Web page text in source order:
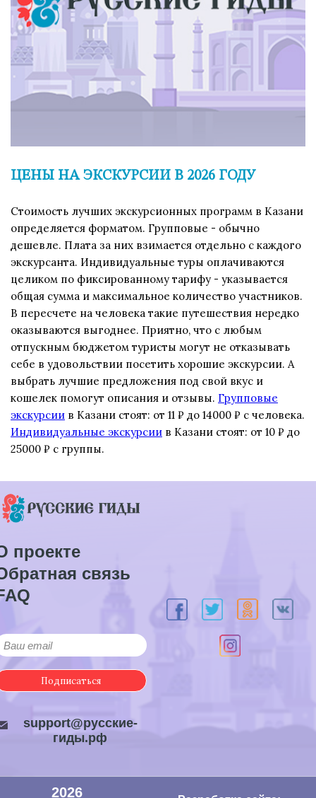
ЦЕНЫ НА ЭКСКУРСИИ В 2026 ГОДУ
Стоимость лучших экскурсионных программ в Казани
определяется форматом. Групповые - обычно
дешевле. Плата за них взимается отдельно с каждого
экскурсанта. Индивидуальные туры оплачиваются
целиком по фиксированному тарифу - указывается
общая сумма и максимальное количество участников.
В пересчете на человека такие путешествия нередко
оказываются выгоднее. Приятно, что с любым
отпускным бюджетом туристы могут не отказывать
себе в удовольствии посетить хорошие экскурсии. А
выбрать лучшие предложения под свой вкус и
кошелек помогут описания и отзывы. Групповые
экскурсии в Казани стоят: от 11 ₽ до 14000 ₽ с человека.
Индивидуальные экскурсии в Казани стоят: от 10 ₽ до
25000 ₽ c группы.
проекте
связь
Подписаться
support@русские-
гиды.рф
2026